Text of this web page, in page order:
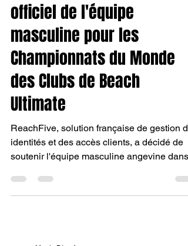
ReachFive partenaire
officiel de l'équipe
masculine pour les
Championnats du Monde
des Clubs de Beach
Ultimate
ReachFive, solution française de gestion
soutenir l'équipe masculine angevine dans
son...